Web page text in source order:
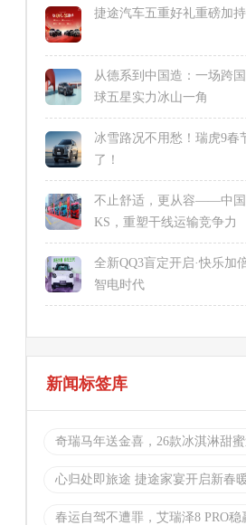
捷途汽车五重好礼重磅加
从德系到中国造：一场跨
球五星实力冰山一角
冰雪路况不用愁！瑞虎9春
了！
不止舒适，更从容——中国
KS，重塑干线运输竞争力
全新QQ3盲定开启·快乐加
智电时代
新闻标签库
奇瑞马年送金喜，26款冰淇淋甜
心归处即旅途 捷途家宴开启新春
春运自驾不遭罪，艾瑞泽8 PRO稳